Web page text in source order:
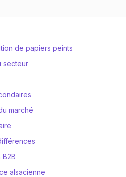
de papiers peints
secteur
marché
alsacienne